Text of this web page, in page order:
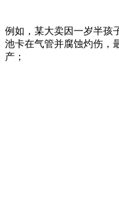
例如，某大卖因一岁半孩
池卡在气管并腐蚀灼伤，
产；